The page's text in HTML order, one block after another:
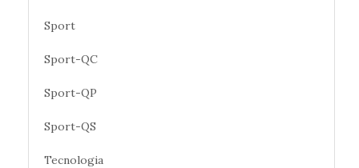
Sport
Sport-QC
Sport-QP
Sport-QS
Tecnologia